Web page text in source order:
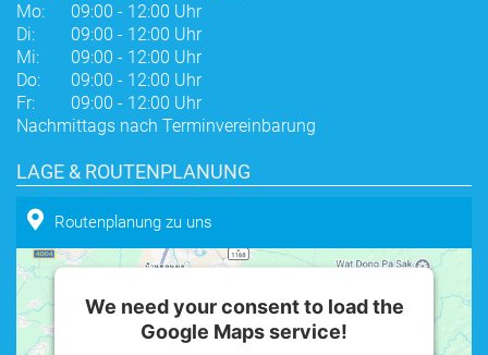
Mo:
Di:
Mi:
Do:
Fr:
09:00 - 12:00 Uhr
09:00 - 12:00 Uhr
09:00 - 12:00 Uhr
09:00 - 12:00 Uhr
09:00 - 12:00 Uhr
Nachmittags nach Terminvereinbarung
LAGE & ROUTENPLANUNG
Routenplanung zu uns
We need your consent to load the
Google Maps service!